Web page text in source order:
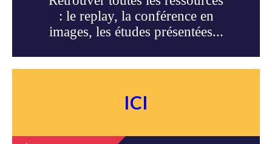
: le replay, la conférence en
images, les études présentées...
ICI